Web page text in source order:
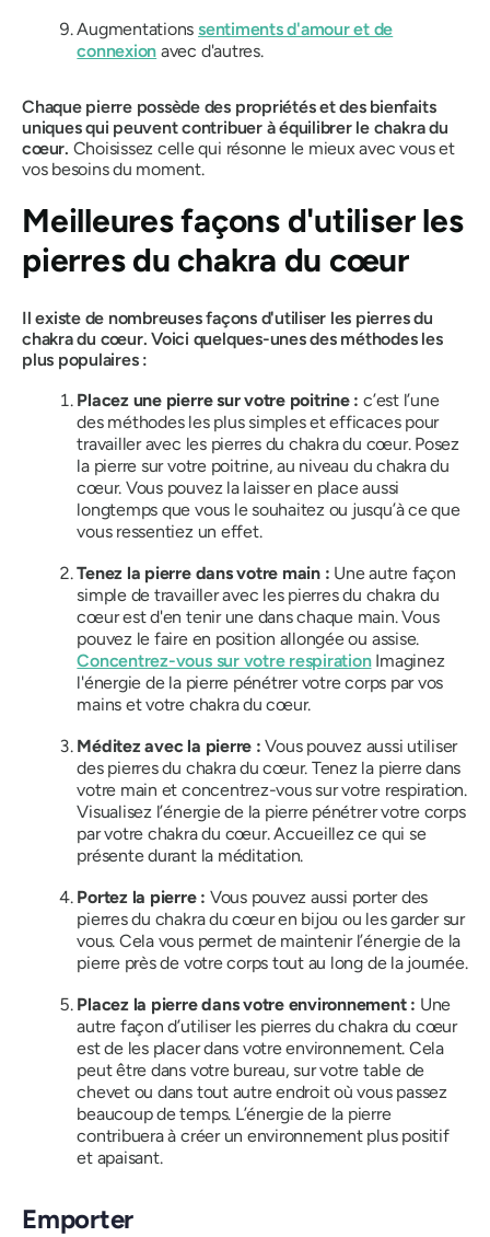
Augmentationssentiments d'amour et de
connexion avec d'autres.
Chaque pierre possède des propriétés et des bienfaits
uniques qui peuvent contribuer à équilibrer le chakra du
cœur. Choisissez celle qui résonne le mieux avec vous et
vos besoins du moment.
Meilleures façons d'utiliser les
pierres du chakra du cœur
Il existe de nombreuses façons d'utiliser les pierres du
chakra du cœur. Voici quelques-unes des méthodes les
plus populaires :
Placez une pierre sur votre poitrine : c’est l’une
des méthodes les plus simples et efficaces pour
travailler avec les pierres du chakra du cœur. Posez
la pierre sur votre poitrine, au niveau du chakra du
cœur. Vous pouvez la laisser en place aussi
longtemps que vous le souhaitez ou jusqu’à ce que
vous ressentiez un effet.
Tenez la pierre dans votre main : Une autre façon
simple de travailler avec les pierres du chakra du
cœur est d'en tenir une dans chaque main. Vous
pouvez le faire en position allongée ou assise.
Concentrez-vous sur votre respirationImaginez
l'énergie de la pierre pénétrer votre corps par vos
mains et votre chakra du cœur.
Méditez avec la pierre : Vous pouvez aussi utiliser
des pierres du chakra du cœur. Tenez la pierre dans
votre main et concentrez-vous sur votre respiration.
Visualisez l’énergie de la pierre pénétrer votre corps
par votre chakra du cœur. Accueillez ce qui se
présente durant la méditation.
Portez la pierre : Vous pouvez aussi porter des
pierres du chakra du cœur en bijou ou les garder sur
vous. Cela vous permet de maintenir l’énergie de la
pierre près de votre corps tout au long de la journée.
Placez la pierre dans votre environnement : Une
autre façon d’utiliser les pierres du chakra du cœur
est de les placer dans votre environnement. Cela
peut être dans votre bureau, sur votre table de
chevet ou dans tout autre endroit où vous passez
beaucoup de temps. L’énergie de la pierre
contribuera à créer un environnement plus positif
et apaisant.
Emporter